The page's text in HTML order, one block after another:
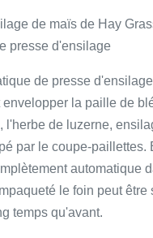
de maïs de Hay
presse d'ensilage
de presse
envelopper la paille de
l'herbe de luzerne,
par le coupe-paillettes.
automatique
le foin peut être
temps qu'avant.